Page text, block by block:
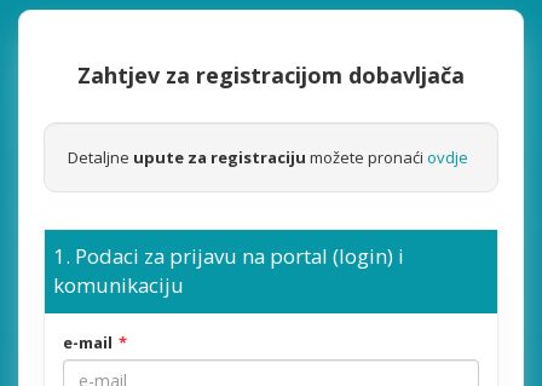
Zahtjev za registracijom dobavljača
Detaljne upute za registraciju možete pronaći ovdje
Podaci za prijavu na portal (login) i
komunikaciju
e-mail